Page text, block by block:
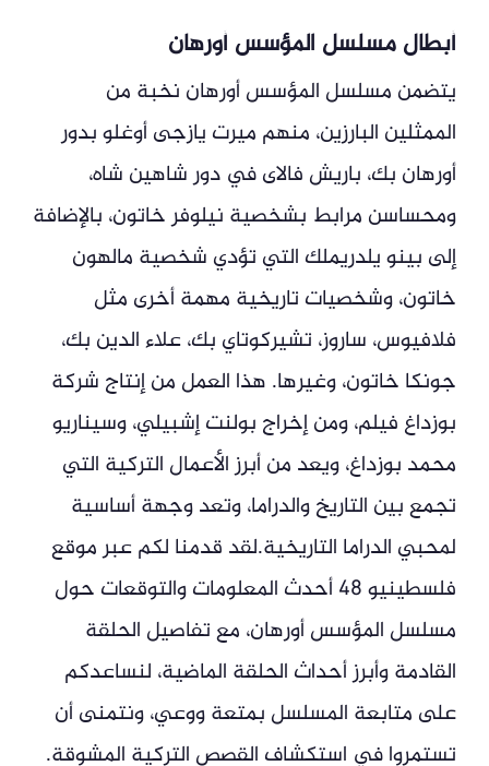
أبطال مسلسل المؤسس أورهان
يتضمن مسلسل المؤسس أورهان نخبة من
الممثلين البارزين، منهم ميرت يازجى أوغلو بدور
أورهان بك، باريش فالاى في دور شاهين شاه،
ومحساسن مرابط بشخصية نيلوفر خاتون، بالإضافة
إلى بينو يلدريملك التي تؤدي شخصية مالهون
خاتون، وشخصيات تاريخية مهمة أخرى مثل
فلافيوس، ساروز، تشيركوتاي بك، علاء الدين بك،
جونكا خاتون، وغيرها. هذا العمل من إنتاج شركة
بوزداغ فيلم، ومن إخراج بولنت إشبيلي، وسيناريو
محمد بوزداغ، ويعد من أبرز الأعمال التركية التي
تجمع بين التاريخ والدراما، وتعد وجهة أساسية
لمحبي الدراما التاريخية.لقد قدمنا لكم عبر موقع
فلسطينيو 48 أحدث المعلومات والتوقعات حول
مسلسل المؤسس أورهان، مع تفاصيل الحلقة
القادمة وأبرز أحداث الحلقة الماضية، لنساعدكم
على متابعة المسلسل بمتعة ووعي، ونتمنى أن
تستمروا في استكشاف القصص التركية المشوقة.